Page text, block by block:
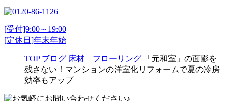
[受付]9:00～19:00
[定休日]年末年始
TOP ブログ 床材 フローリング
「元和室」の面影を
残さない！マンションの洋室化リフォームで夏の冷房
効率もアップ